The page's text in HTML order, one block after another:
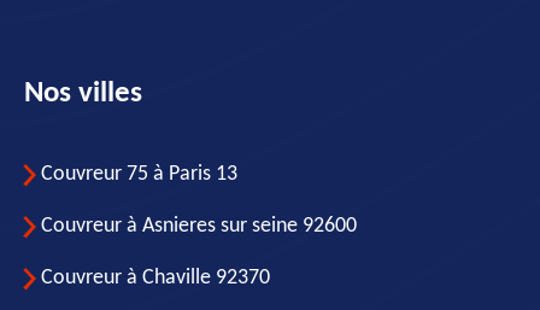
Nos villes
Couvreur 75 à Paris 13
Couvreur à Asnieres sur seine 92600
Couvreur à Chaville 92370